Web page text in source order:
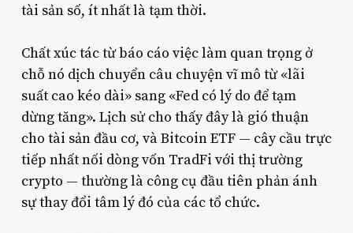
tài sản số, ít nhất là tạm thời.
Chất xúc tác từ báo cáo việc làm quan trọng ở
chỗ nó dịch chuyển câu chuyện vĩ mô từ «lãi
suất cao kéo dài» sang «Fed có lý do để tạm
dừng tăng». Lịch sử cho thấy đây là gió thuận
cho tài sản đầu cơ, và Bitcoin ETF — cây cầu trực
tiếp nhất nối dòng vốn TradFi với thị trường
crypto — thường là công cụ đầu tiên phản ánh
sự thay đổi tâm lý đó của các tổ chức.